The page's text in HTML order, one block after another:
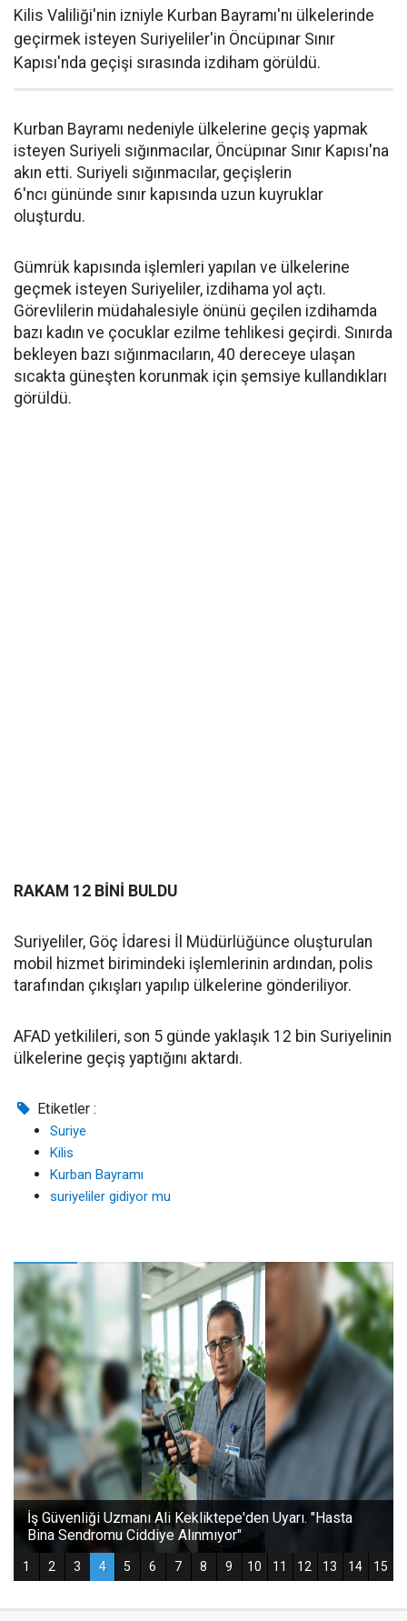
Kilis Valiliği'nin izniyle Kurban Bayramı'nı ülkelerinde
geçirmek isteyen Suriyeliler'in Öncüpınar Sınır
Kapısı'nda geçişi sırasında izdiham görüldü.
Kurban Bayramı nedeniyle ülkelerine geçiş yapmak
isteyen Suriyeli sığınmacılar, Öncüpınar Sınır Kapısı'na
akın etti. Suriyeli sığınmacılar, geçişlerin
6'ncı gününde sınır kapısında uzun kuyruklar
oluşturdu.
Gümrük kapısında işlemleri yapılan ve ülkelerine
geçmek isteyen Suriyeliler, izdihama yol açtı.
Görevlilerin müdahalesiyle önünü geçilen izdihamda
bazı kadın ve çocuklar ezilme tehlikesi geçirdi. Sınırda
bekleyen bazı sığınmacıların, 40 dereceye ulaşan
sıcakta güneşten korunmak için şemsiye kullandıkları
görüldü.
RAKAM 12 BİNİ BULDU
Suriyeliler, Göç İdaresi İl Müdürlüğünce oluşturulan
mobil hizmet birimindeki işlemlerinin ardından, polis
tarafından çıkışları yapılıp ülkelerine gönderiliyor.
AFAD yetkilileri, son 5 günde yaklaşık 12 bin Suriyelinin
ülkelerine geçiş yaptığını aktardı.
Etiketler :
Suriye
Kilis
Kurban Bayramı
suriyeliler gidiyor mu